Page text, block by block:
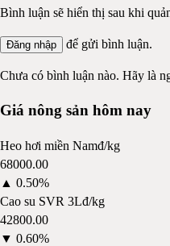
Bình luận sẽ hiển thị sau khi
Đăng nhập để gửi bình luận.
Chưa có bình luận nào. Hãy là
Giá nông sản hôm nay
Heo hơi miền Namđ/kg
68000.00
▲ 0.50%
Cao su SVR 3Lđ/kg
42800.00
▼ 0.60%